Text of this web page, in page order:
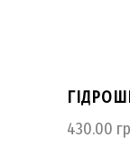
430.00